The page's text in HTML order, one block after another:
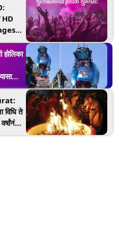
च्या
सण
HD
धुळवड
होलिका
विधि ते